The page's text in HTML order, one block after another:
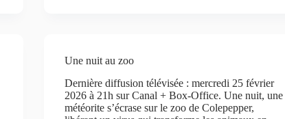
Une nuit au zoo
Dernière diffusion télévisée : mercredi 25 février
2026 à 21h sur Canal + Box-Office. Une nuit, une
météorite s’écrase sur le zoo de Colepepper,